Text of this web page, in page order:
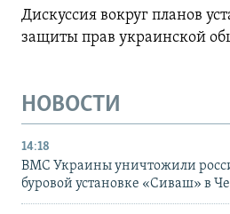
Дискуссия вокруг планов
защиты прав украинской
НОВОСТИ
14:18
ВМС Украины уничтожили
буровой установке «Сиваш» в